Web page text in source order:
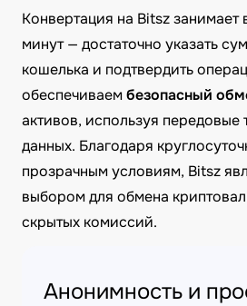
Конвертация на Bitsz занимает
минут — достаточно указать
кошелька и подтвердить
обеспечиваембезопасный
активов, используя передовые
данных. Благодаря
прозрачным условиям, Bitsz
выбором для обмена
скрытых комиссий.
Анонимность и